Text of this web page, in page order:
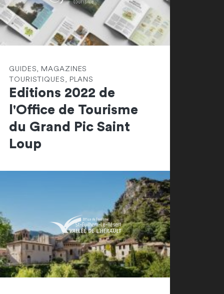
GUIDES, MAGAZINES
TOURISTIQUES, PLANS
Editions 2022 de
l'Office de Tourisme
du Grand Pic Saint
Loup